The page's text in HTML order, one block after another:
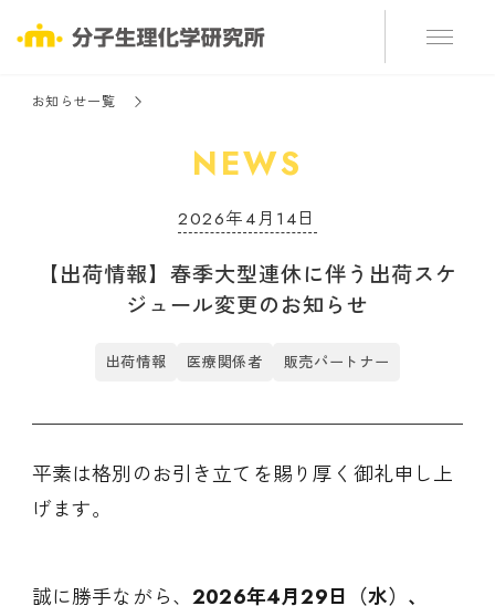
お知らせ一覧
NEWS
2026年4月14日
【出荷情報】春季大型連休に伴う出荷スケ
ジュール変更のお知らせ
出荷情報 医療関係者 販売パートナー
平素は格別のお引き立てを賜り厚く御礼申し上
げます。
誠に勝手ながら、2026年4月29日（水）、